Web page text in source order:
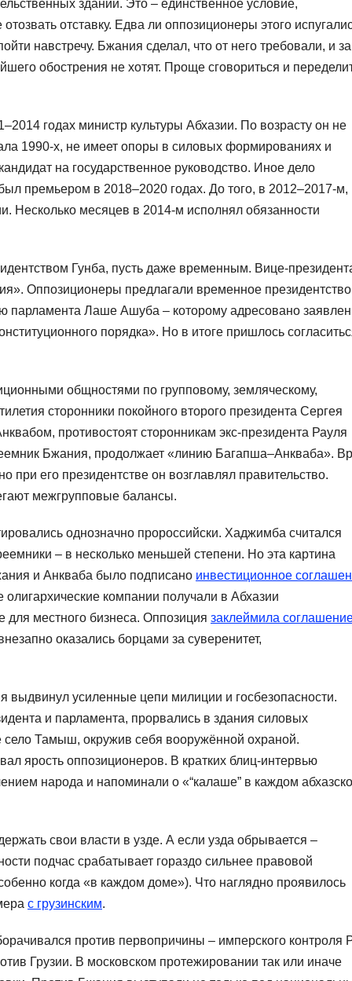
зданий. Это – единственное условие,
отставку. Едва ли оппозиционеры этого
навстречу. Бжания сделал, что от него требовали, и за
обострения не хотят. Проще сговориться и
годах министр культуры Абхазии. По возрасту он не
1990-х, не имеет опоры в силовых формированиях и
на государственное руководство. Иное дело
премьером в 2018–2020 годах. До того, в 2012–2017-м,
Несколько месяцев в 2014-м исполнял обязанности
Гунба, пусть даже временным. Вице-
Оппозиционеры предлагали временное президентство
парламента Лаше Ашуба – которому адресовано
порядка». Но в итоге пришлось
общностями по групповому, земляческому,
сторонники покойного второго президента Сергея
противостоят сторонникам экс-президента Рауля
Бжания, продолжает «линию Багапша–Анкваба».
его президентстве он возглавлял правительство.
межгрупповые балансы.
однозначно пророссийски. Хаджимба считался
– в несколько меньшей степени. Но эта картина
и Анкваба было подписано инвестиционное
олигархические компании получали в Абхазии
для местного бизнеса. Оппозиция заклеймила
оказались борцами за суверенитет,
усиленные цепи милиции и госбезопасности.
и парламента, прорвались в здания силовых
Тамыш, окружив себя вооружённой охраной.
ярость оппозиционеров. В кратких блиц-интервью
народа и напоминали о «“калаше” в каждом
свои власти в узде. А если узда обрывается –
подчас срабатывает гораздо сильнее правовой
когда «в каждом доме»). Что наглядно проявилось
с грузинским.
против первопричины – имперского контроля
Грузии. В московском протежировании так или иначе